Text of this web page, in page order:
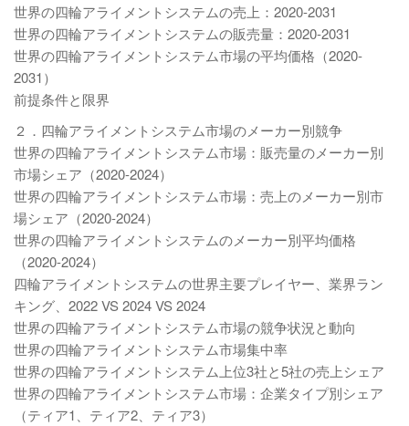
世界の四輪アライメントシステムの売上：2020-2031
世界の四輪アライメントシステムの販売量：2020-2031
世界の四輪アライメントシステム市場の平均価格（2020-
2031）
前提条件と限界
２．四輪アライメントシステム市場のメーカー別競争
世界の四輪アライメントシステム市場：販売量のメーカー別
市場シェア（2020-2024）
世界の四輪アライメントシステム市場：売上のメーカー別市
場シェア（2020-2024）
世界の四輪アライメントシステムのメーカー別平均価格
（2020-2024）
四輪アライメントシステムの世界主要プレイヤー、業界ラン
キング、2022 VS 2024 VS 2024
世界の四輪アライメントシステム市場の競争状況と動向
世界の四輪アライメントシステム市場集中率
世界の四輪アライメントシステム上位3社と5社の売上シェア
世界の四輪アライメントシステム市場：企業タイプ別シェア
（ティア1、ティア2、ティア3）